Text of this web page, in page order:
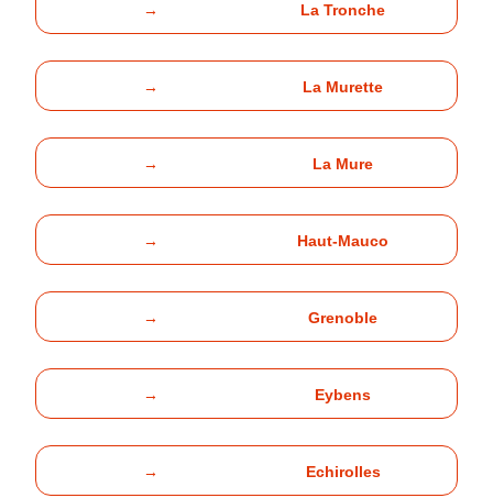
→ La Tronche
→ La Murette
→ La Mure
→ Haut-Mauco
→ Grenoble
→ Eybens
→ Echirolles